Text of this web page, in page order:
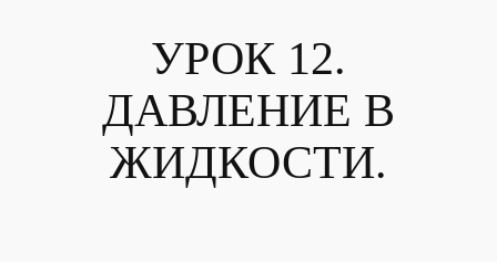
УРОК 12.
ДАВЛЕНИЕ В
ЖИДКОСТИ.